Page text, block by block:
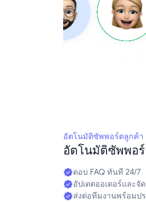
อัตโนมัติซัพพอร์ตลูกค้า
อัตโนมัติซัพพอ
ตอบ FAQ ทันที 24/7
อัปเดตออเดอร์และจั
ส่งต่อทีมงานพร้อมป